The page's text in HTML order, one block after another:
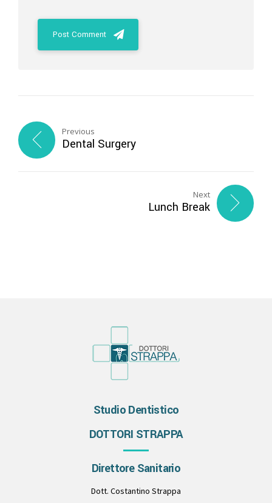
Post Comment
Previous
Dental Surgery
Next
Lunch Break
Studio Dentistico
DOTTORI STRAPPA
Direttore Sanitario
Dott. Costantino Strappa